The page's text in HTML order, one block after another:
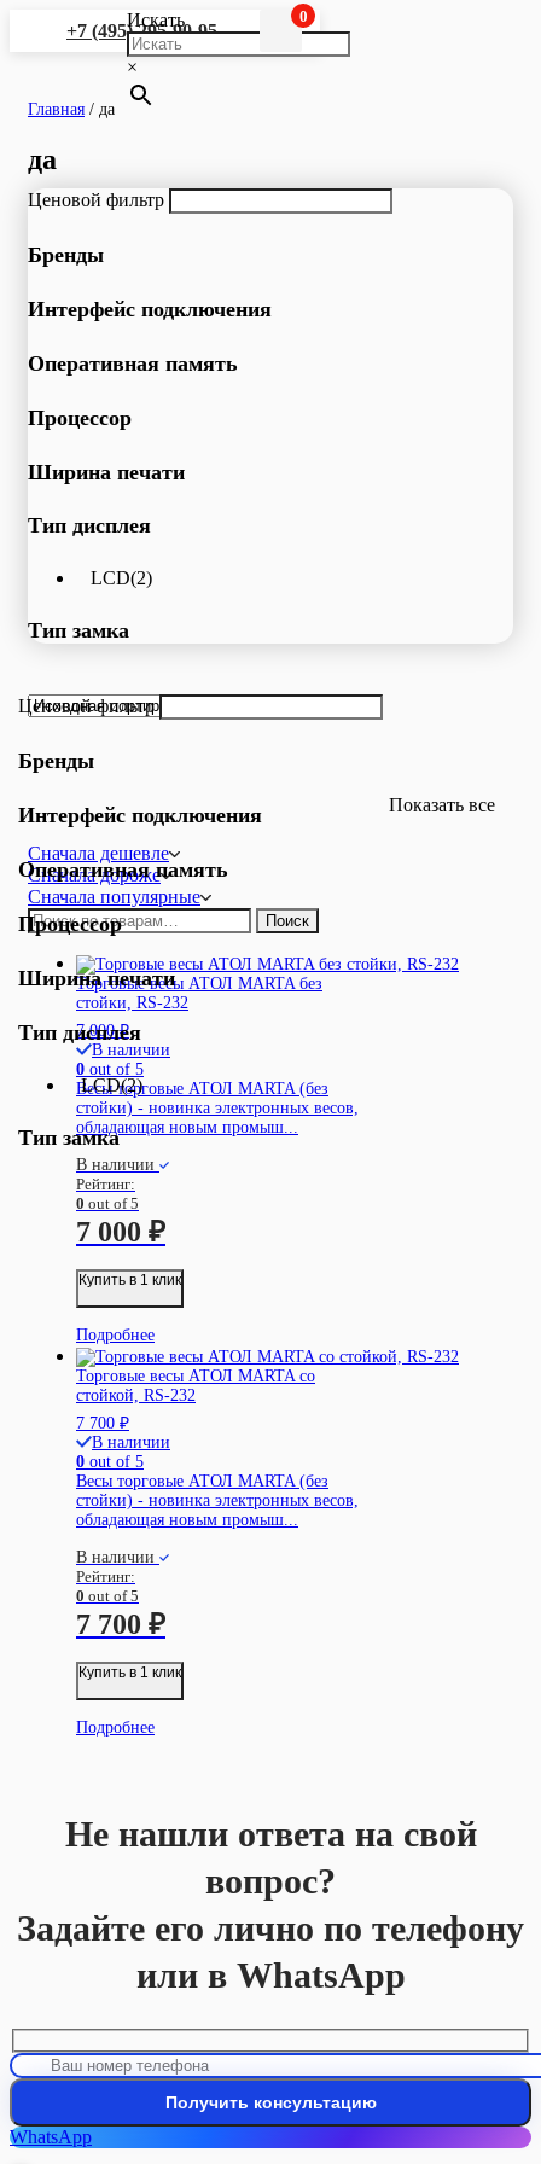
+7 (495) 295-90-95
Искать
×
0
Главная / да
да
Ценовой фильтр
Бренды
Интерфейс подключения
Оперативная память
Процессор
Ширина печати
Тип дисплея
LCD(2)
Тип замка
Ценовой фильтр
Бренды
Интерфейс подключения
Оперативная память
Процессор
Ширина печати
Тип дисплея
LCD(2)
Тип замка
Показать все
Сначала дешевле
Сначала дороже
Сначала популярные
Искать:
Поиск
Торговые весы АТОЛ MARTA без
стойки, RS-232
7 000₽
В наличии
0 out of 5
Весы торговые АТОЛ MARTA (без
стойки) - новинка электронных весов,
обладающая новым промыш...
В наличии
Рейтинг:
0 out of 5
7 000 ₽
Купить в 1 клик
Подробнее
Торговые весы АТОЛ MARTA со
стойкой, RS-232
7 700 ₽
В наличии
0 out of 5
Весы торговые АТОЛ MARTA (без
стойки) - новинка электронных весов,
обладающая новым промыш...
В наличии
Рейтинг:
0 out of 5
7 700 ₽
Купить в 1 клик
Подробнее
Не нашли ответа на свой
вопрос?
Задайте его лично по телефону
или в WhatsApp
WhatsApp